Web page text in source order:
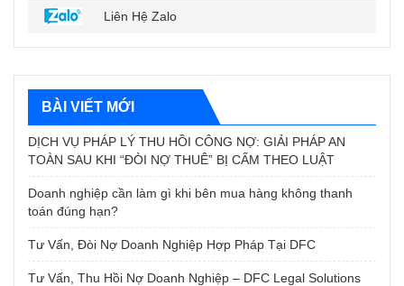
Liên Hệ Zalo
BÀI VIẾT MỚI
DỊCH VỤ PHÁP LÝ THU HỒI CÔNG NỢ: GIẢI PHÁP AN
TOÀN SAU KHI “ĐÒI NỢ THUÊ” BỊ CẤM THEO LUẬT
Doanh nghiệp cần làm gì khi bên mua hàng không thanh
toán đúng hạn?
Tư Vấn, Đòi Nợ Doanh Nghiệp Hợp Pháp Tại DFC
Tư Vấn, Thu Hồi Nợ Doanh Nghiệp – DFC Legal Solutions